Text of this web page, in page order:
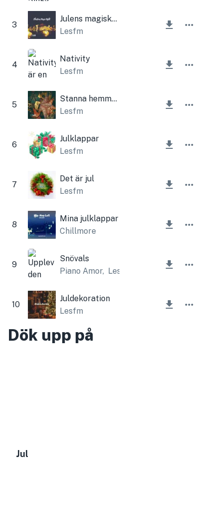
3
Julens magiska natt
Lesfm
4
Nativity
Lesfm
5
Stanna hemma i julklapp
Lesfm
6
Julklappar
Lesfm
7
Det är jul
Lesfm
8
Mina julklappar
Chillmore
9
Snövals
Piano Amor, Lesfm
10
Juldekoration
Lesfm
Dök upp på
Jul